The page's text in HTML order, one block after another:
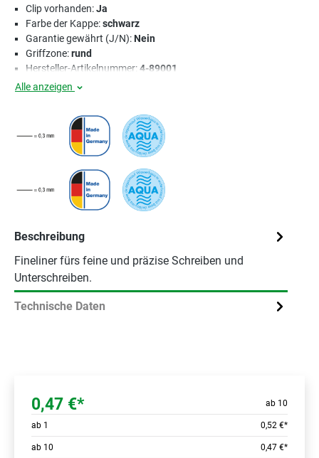
Clip vorhanden:Ja
Farbe der Kappe:schwarz
Garantie gewährt (J/N):Nein
Griffzone:rund
Hersteller-Artikelnummer:4-89001
Alle anzeigen
Beschreibung
Fineliner fürs feine und präzise Schreiben und
Unterschreiben.
Technische Daten
0,47 €* ab 10
ab 1 0,52 €*
ab 10 0,47 €*